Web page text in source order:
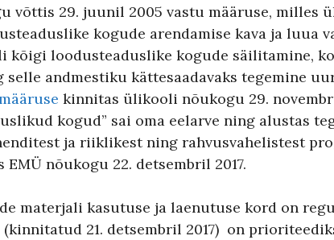
võttis 29. juunil 2005 vastu määruse, milles
kogude arendamise kava ja luua
kõigi loodusteaduslike kogude säilitamine,
selle andmestiku kättesaadavaks tegemine
kinnitas ülikooli nõukogu 29.
kogud” sai oma eelarve ning alustas
ja riiklikest ning rahvusvahelistest
EMÜ nõukogu 22. detsembril 2017.
materjali kasutuse ja laenutuse kord on
(kinnitatud 21. detsembril 2017) on